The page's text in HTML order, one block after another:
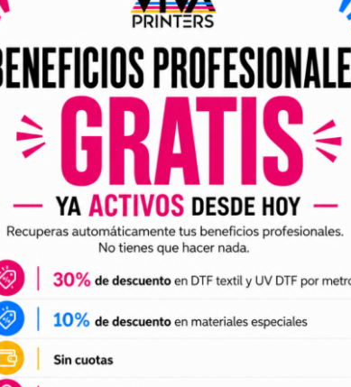
y preparados para transferirse sobre
y tejidos mixtos, manteniendo un
que necesitan mantener una
una opción recomendada tanto para
prendas promocionales y otros
impresión DTF
es conseguir un acabado